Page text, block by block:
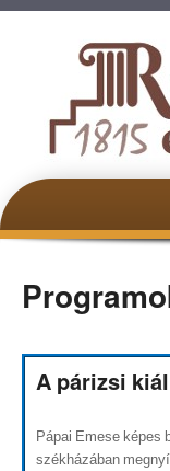
A párizsi
Pápai Emese képes
székházában